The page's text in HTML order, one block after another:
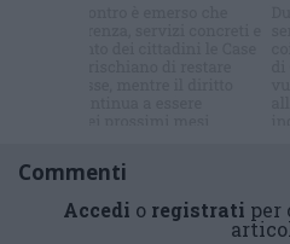
Commenti
Accedi o registrati per